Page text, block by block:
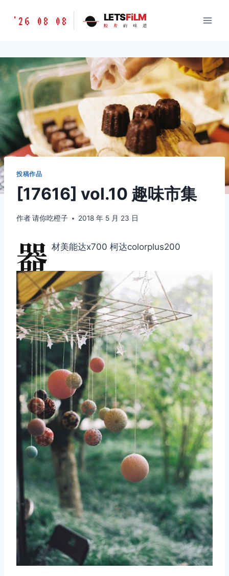
胶
味
道
LETSFILM
'26 08 08 LETSFiLM
胶 片 的 味 道
投稿作品
[17616] vol.10 趣味市集
作者请你吃橙子 2018 年 5 月 23 日
器 材美能达x700 柯达colorplus200